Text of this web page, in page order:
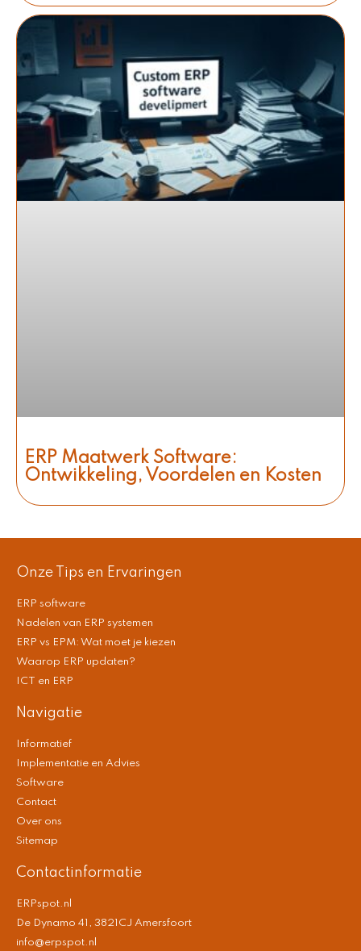
ERP Maatwerk Software:
Ontwikkeling, Voordelen en Kosten
Onze Tips en Ervaringen
ERP software
Nadelen van ERP systemen
ERP vs EPM: Wat moet je kiezen
Waarop ERP updaten?
ICT en ERP
Navigatie
Informatief
Implementatie en Advies
Software
Contact
Over ons
Sitemap
Contactinformatie
ERPspot.nl
De Dynamo 41, 3821CJ Amersfoort
info@erpspot.nl